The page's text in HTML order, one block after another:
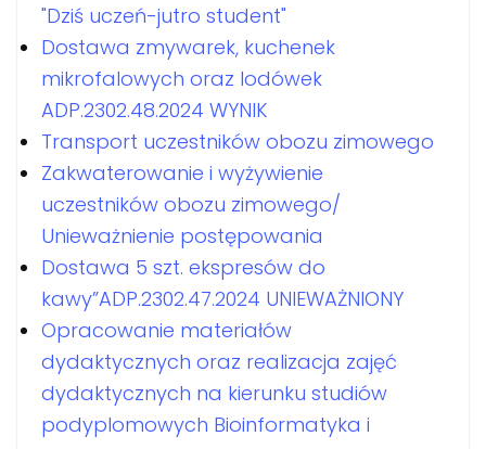
"Dziś uczeń-jutro student"
Dostawa zmywarek, kuchenek
mikrofalowych oraz lodówek
ADP.2302.48.2024 WYNIK
Transport uczestników obozu zimowego
Zakwaterowanie i wyżywienie
uczestników obozu zimowego/
Unieważnienie postępowania
Dostawa 5 szt. ekspresów do
kawy”ADP.2302.47.2024 UNIEWAŻNIONY
Opracowanie materiałów
dydaktycznych oraz realizacja zajęć
dydaktycznych na kierunku studiów
podyplomowych Bioinformatyka i